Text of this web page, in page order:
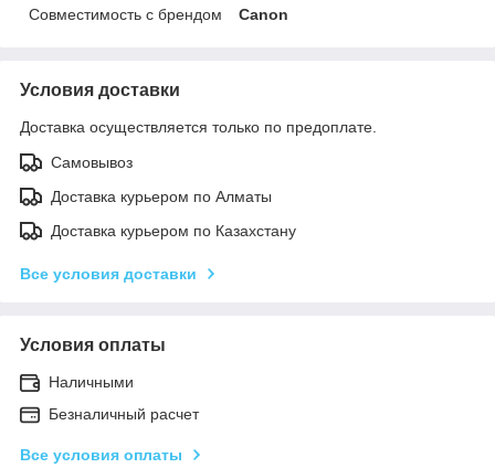
Совместимость с брендом Canon
Условия доставки
Доставка осуществляется только по предоплате.
Самовывоз
Доставка курьером по Алматы
Доставка курьером по Казахстану
Все условия доставки
Условия оплаты
Наличными
Безналичный расчет
Все условия оплаты